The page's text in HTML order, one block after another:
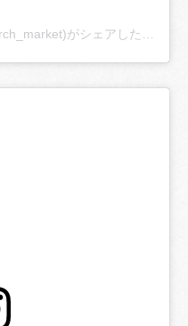
Johnny's Merch Market(@j_merch_market)がシェアした投稿